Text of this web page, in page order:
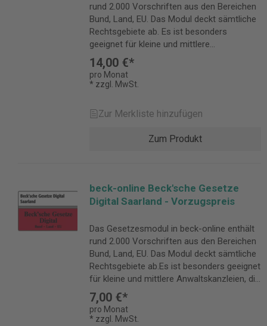
rund 2.000 Vorschriften aus den Bereichen
Bund, Land, EU. Das Modul deckt sämtliche
Rechtsgebiete ab. Es ist besonders
geeignet für kleine und mittlere
Anwaltskanzleien, die Kommunen sowie
alle Juristinnen und Juristen, die in
mehreren Rechtsgebieten tätig sind.
enthält online: Schönfelder-Hauptband mit
Ergänzungsband Sartorius-Hauptband mit
Aichberger-Hauptband Weitere
UN- und sonstigen internationalen
Vorschriften Landesrecht Saarland im
Umfang der Beckschen Loseblatt-
wichtigen Normen aus: Verfassungsrecht
Rechtspflege, materielles Privatrecht
Allgemeines Verwaltungsrecht
Kommunalrecht Ordnungsrecht
Vermessungswesen, Denkmalschutz, Bau-
und Wohnungswesen, Enteignung Feuer-,
Katastrophen-, Zivilschutz, Rettungsdienst
Gesundheitswesen Umweltrecht Wege- und
14,00 €*
pro Monat
* zzgl. MwSt.
Zur Merkliste hinzufügen
Zum Produkt
beck-online Beck'sche Gesetze
Digital Saarland - Vorzugspreis
Das Gesetzesmodul in beck-online enthält
rund 2.000 Vorschriften aus den Bereichen
Bund, Land, EU. Das Modul deckt sämtliche
Rechtsgebiete ab.Es ist besonders geeignet
für kleine und mittlere Anwaltskanzleien, die
Kommunen sowie alle Juristinnen und
Juristen, die in mehreren Rechtsgebieten
tätig sind. Becksche Gesetze Digital für das
7,00 €*
pro Monat
* zzgl. MwSt.